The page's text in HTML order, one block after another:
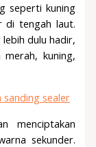
seperti kuning
di tengah laut.
dulu hadir,
kuning,
menciptakan
sekunder.